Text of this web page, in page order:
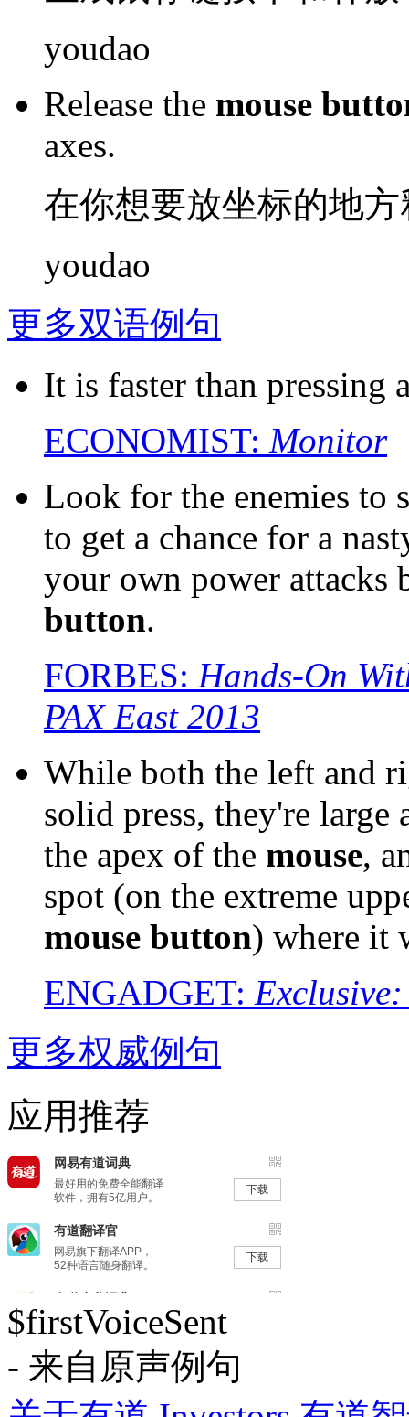
youdao
Release the mouse
axes.
在你想要放坐标的地方
youdao
更多双语例句
It is faster than pressing
ECONOMIST: Monitor
Look for the enemies to
to get a chance for a
your own power
button.
FORBES: Hands-On
PAX East 2013
While both the left and
solid press, they're large
the apex of the mouse,
spot (on the extreme
mouse button) where it
ENGADGET:
更多权威例句
应用推荐
$firstVoiceSent
- 来自原声例句